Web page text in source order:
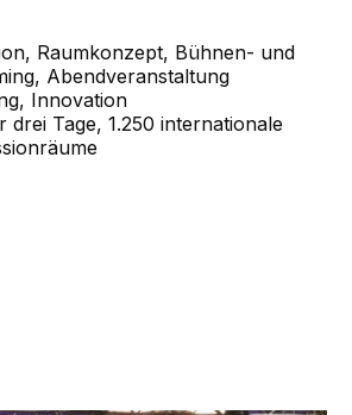
Raumkonzept, Bühnen- und
Abendveranstaltung
Innovation
drei Tage, 1.250 internationale